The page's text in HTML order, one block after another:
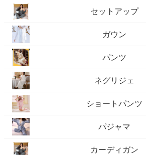
セットアップ
ガウン
パンツ
ネグリジェ
ショートパンツ
パジャマ
カーディガン